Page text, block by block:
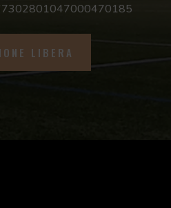
LIBERA